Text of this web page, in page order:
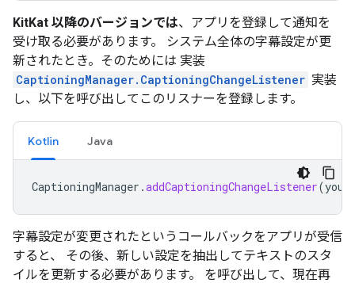
KitKat 以降のバージョンでは、アプリを登録して通知を
受け取る必要があります。 システム全体の字幕設定が更
新されたとき。そのためには 実装
CaptioningManager.CaptioningChangeListener 実装
し、以下を呼び出してこのリスナーを登録します。
Kotlin Java
CaptioningManager .addCaptioningChangeListener(
字幕設定が変更されたというコールバックをアプリが受信
すると、 その後、新しい設定を抽出してテキストのスタ
イルを更新する必要があります。 を呼び出して、現在再